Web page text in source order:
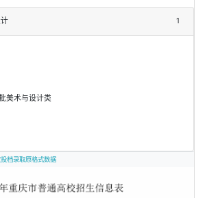
1
美术与设计类
档录取原格式数据